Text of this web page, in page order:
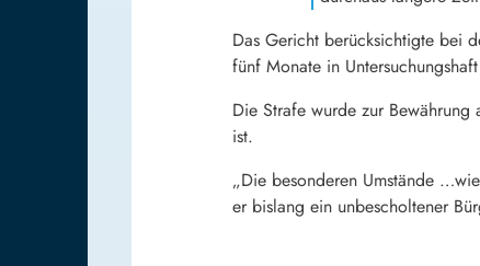
Das Gericht berücksichtigte bei
fünf Monate in
Die Strafe wurde zur
ist.
„Die besonderen Umstände
er bislang ein unbescholtener